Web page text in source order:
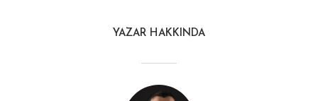
YAZAR HAKKINDA